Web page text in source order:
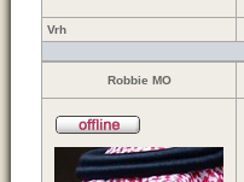
Vrh
Robbie MO